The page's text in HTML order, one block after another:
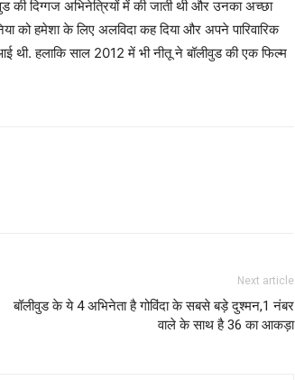
की दिग्गज अभिनेत्रियों में की जाती थी और उनका अच्छा
को हमेशा के लिए अलविदा कह दिया और अपने पारिवारिक
थी. हलाकि साल 2012 में भी नीतू ने बॉलीवुड की एक फिल्म
Next article
बॉलीवुड के ये 4 अभिनेता है गोविंदा के सबसे बड़े दुश्मन,1 नंबर
वाले के साथ है 36 का आकड़ा